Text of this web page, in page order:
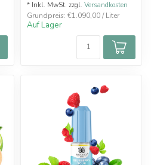
* Inkl. MwSt. zzgl. Versandkosten
Grundpreis: €1.090,00 / Liter
Auf Lager